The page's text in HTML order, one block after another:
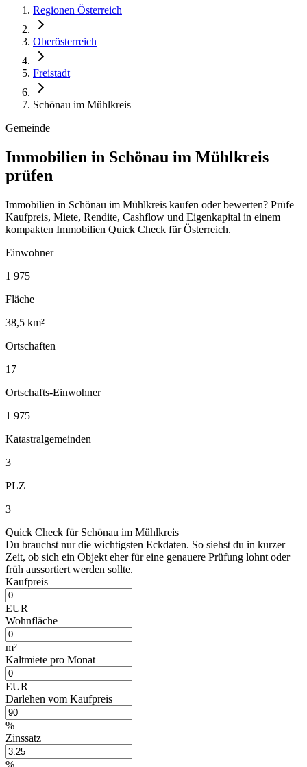
Regionen Österreich
Oberösterreich
Freistadt
Schönau im Mühlkreis
Gemeinde
Immobilien in Schönau im Mühlkreis
prüfen
Immobilien in Schönau im Mühlkreis kaufen oder bewerten? Prüfe
Kaufpreis, Miete, Rendite, Cashflow und Eigenkapital in einem
kompakten Immobilien Quick Check für Österreich.
Einwohner
1 975
Fläche
38,5 km²
Ortschaften
17
Ortschafts-Einwohner
1 975
Katastralgemeinden
3
PLZ
3
Quick Check für Schönau im Mühlkreis
Du brauchst nur die wichtigsten Eckdaten. So siehst du in kurzer
Zeit, ob sich ein Objekt eher für eine genauere Prüfung lohnt oder
früh aussortiert werden sollte.
Kaufpreis
EUR
Wohnfläche
m²
Kaltmiete pro Monat
EUR
Darlehen vom Kaufpreis
%
Zinssatz
%